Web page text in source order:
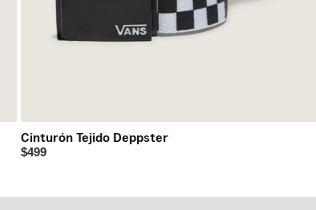
Cinturón Tejido Deppster
$499